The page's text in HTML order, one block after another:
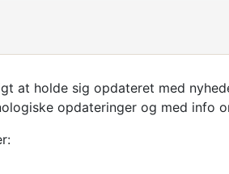
at holde sig opdateret med
opdateringer og med info